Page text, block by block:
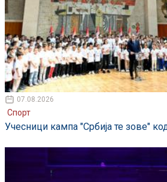
07.08.2026
Спорт
Учесници кампа "Србија те зове"